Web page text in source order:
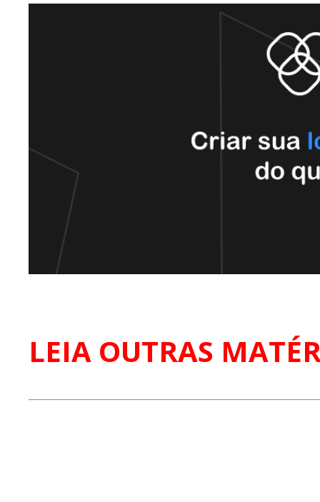
LEIA OUTRAS